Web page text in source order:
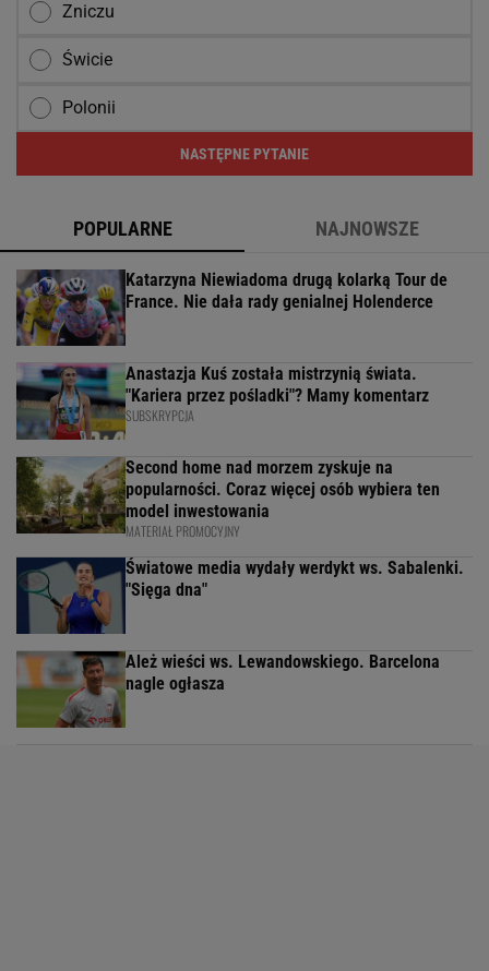
Zniczu
Świcie
Polonii
NASTĘPNE PYTANIE
POPULARNE NAJNOWSZE
Katarzyna Niewiadoma drugą kolarką Tour de
France. Nie dała rady genialnej Holenderce
Anastazja Kuś została mistrzynią świata.
"Kariera przez pośladki"? Mamy komentarz
SUBSKRYPCJA
Second home nad morzem zyskuje na
popularności. Coraz więcej osób wybiera ten
model inwestowania
MATERIAŁ PROMOCYJNY
Światowe media wydały werdykt ws. Sabalenki.
"Sięga dna"
Ależ wieści ws. Lewandowskiego. Barcelona
nagle ogłasza